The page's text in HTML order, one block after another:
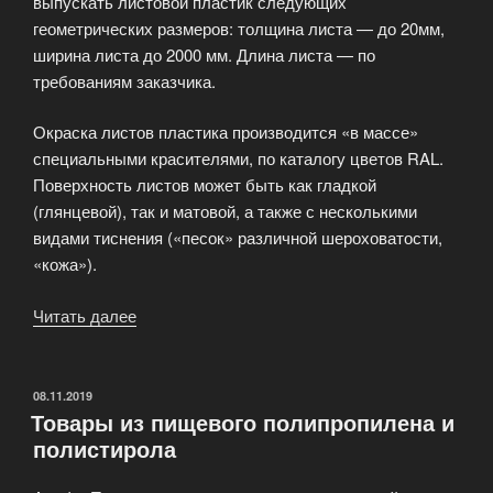
геометрических размеров: толщина листа — до 20мм,
ширина листа до 2000 мм. Длина листа — по
требованиям заказчика.
Окраска листов пластика производится «в массе»
специальными красителями, по каталогу цветов RAL.
Поверхность листов может быть как гладкой
(глянцевой), так и матовой, а также с несколькими
видами тиснения («песок» различной шероховатости,
«кожа»).
Читать далее
ОПУБЛИКОВАНО
08.11.2019
Товары из пищевого полипропилена и
полистирола